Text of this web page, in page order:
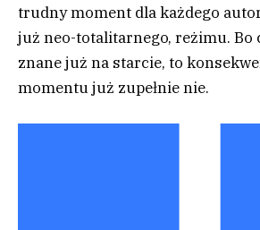
trudny moment dla każdego
już neo-totalitarnego, reżimu. Bo
znane już na starcie, to
momentu już zupełnie nie.